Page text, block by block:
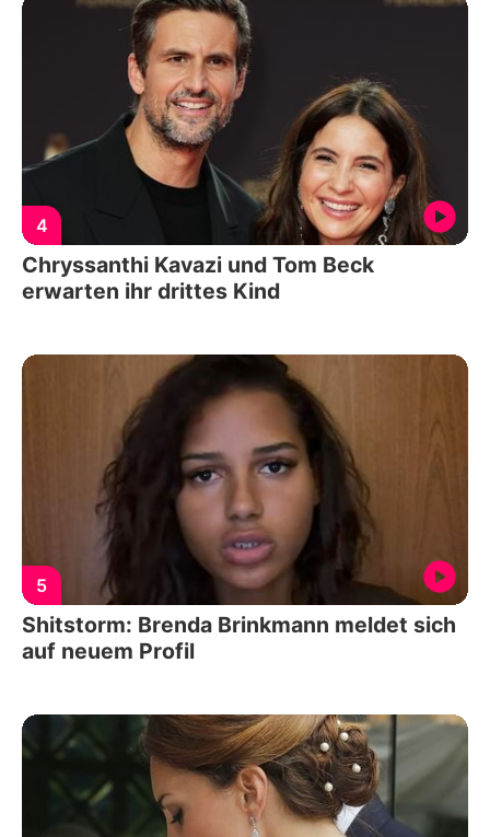
4
Chryssanthi Kavazi und Tom Beck
erwarten ihr drittes Kind
5
Shitstorm: Brenda Brinkmann meldet sich
auf neuem Profil